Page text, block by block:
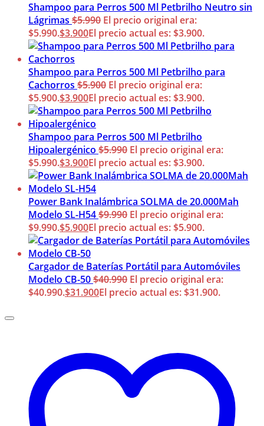
Shampoo para Perros 500 Ml Petbrilho Neutro sin
Lágrimas $5.990 El precio original era:
$5.990.$3.900El precio actual es: $3.900.
Shampoo para Perros 500 Ml Petbrilho para
Cachorros $5.900 El precio original era:
$5.900.$3.900El precio actual es: $3.900.
Shampoo para Perros 500 Ml Petbrilho
Hipoalergénico $5.990 El precio original era:
$5.990.$3.900El precio actual es: $3.900.
Power Bank Inalámbrica SOLMA de 20.000Mah
Modelo SL-H54$9.990 El precio original era:
$9.990.$5.900El precio actual es: $5.900.
Cargador de Baterías Portátil para Automóviles
Modelo CB-50$40.990 El precio original era:
$40.990.$31.900El precio actual es: $31.900.